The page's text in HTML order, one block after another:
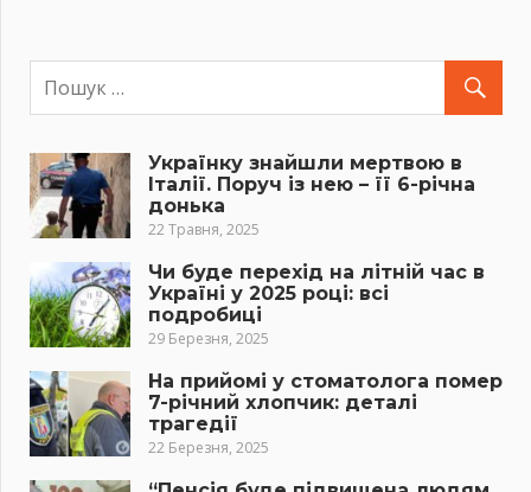
Українку знайшли мертвою в
Італії. Поруч із нею – її 6-річна
донька
22 Травня, 2025
Чи буде перехід на літній час в
Україні у 2025 році: всі
подробиці
29 Березня, 2025
На прийомі у стоматолога помер
7-річний хлопчик: деталі
трагедії
22 Березня, 2025